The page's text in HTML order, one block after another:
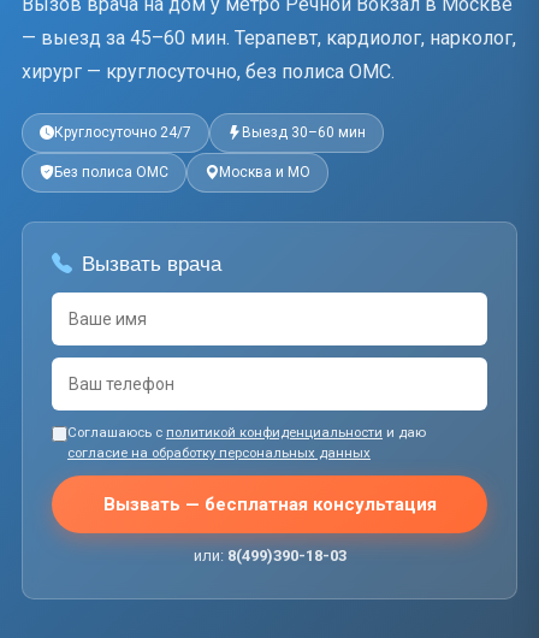
— выезд за 45–60 мин. Терапевт, кардиолог, нарколог,
хирург — круглосуточно, без полиса ОМС.
Круглосуточно 24/7 Выезд 30–60 мин
Без полиса ОМС Москва и МО
Вызвать врача
Соглашаюсь с политикой конфиденциальности и даю
согласие на обработку персональных данных
Вызвать — бесплатная консультация
или: 8(499)390-18-03